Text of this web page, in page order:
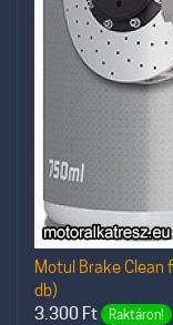
Motul Brake
db)
3.300 Ft Raktáron!